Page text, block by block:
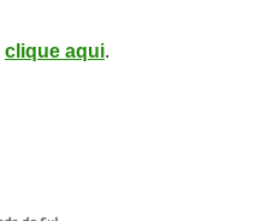
clique aqui.